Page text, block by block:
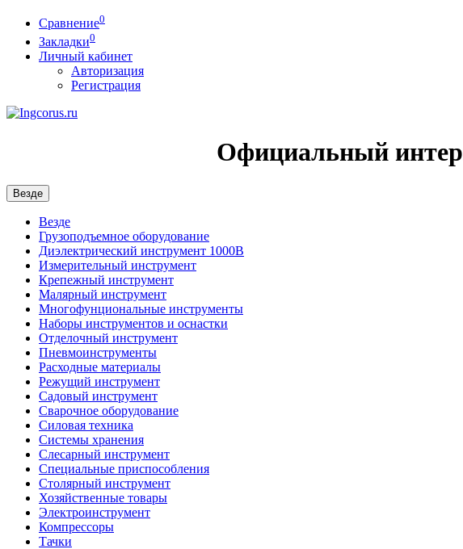
Сравнение0
Закладки0
Личный кабинет
Авторизация
Регистрация
Официальный
Везде
Везде
Грузоподъемное оборудование
Диэлектрический инструмент 1000В
Измерительный инструмент
Крепежный инструмент
Малярный инструмент
Многофунциональные инструменты
Наборы инструментов и оснастки
Отделочный инструмент
Пневмоинструменты
Расходные материалы
Режущий инструмент
Садовый инструмент
Сварочное оборудование
Силовая техника
Системы хранения
Слесарный инструмент
Специальные приспособления
Столярный инструмент
Хозяйственные товары
Электроинструмент
Компрессоры
Тачки